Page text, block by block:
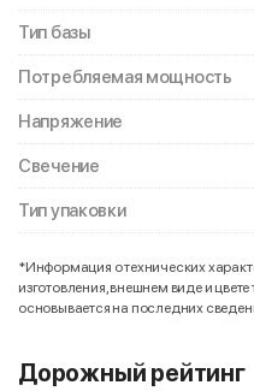
Тип базы
Потребляемая мощность
Напряжение
Свечение
Тип упаковки
*Информация о технических
изготовления, внешнем виде и
основывается на последних
Дорожный рейтинг